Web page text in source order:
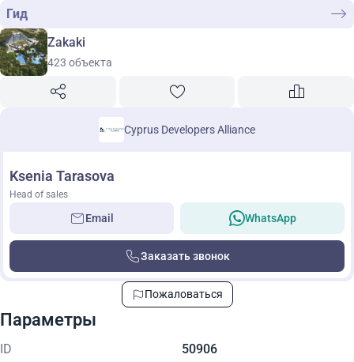
Гид
Zakaki
423 объекта
Cyprus Developers Alliance
Ksenia Tarasova
Head of sales
Email WhatsApp
Заказать звонок
Пожаловаться
Параметры
ID 50906